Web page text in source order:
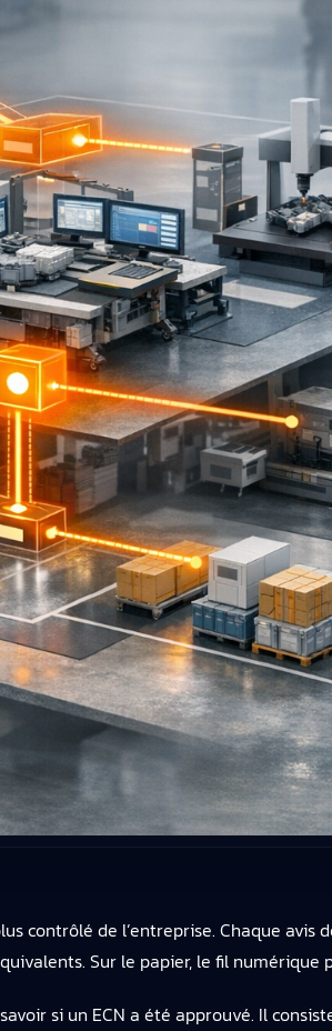
contrôlé de l’entreprise. Chaque avis
Sur le papier, le fil numérique
si un ECN a été approuvé. Il